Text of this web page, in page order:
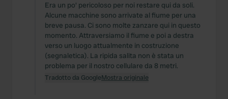
Era un po' pericoloso per noi restare qui da soli.
Alcune macchine sono arrivate al fiume per una
breve pausa. Ci sono molte zanzare qui in questo
momento. Attraversiamo il fiume e poi a destra
verso un luogo attualmente in costruzione
(segnaletica). La ripida salita non è stata un
problema per il nostro cellulare da 8 metri.
Tradotto da GoogleMostra originale